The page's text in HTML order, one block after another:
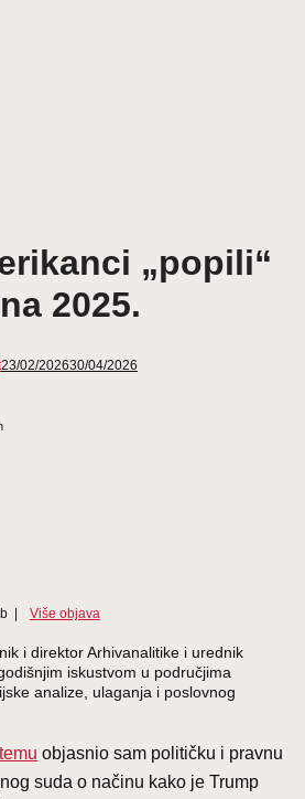
„popili“
2025.
23/02/202630/04/2026
| Više objava
i direktor Arhivanalitike i urednik
iskustvom u područjima
analize, ulaganja i poslovnog
objasnio sam političku i pravnu
suda o načinu kako je Trump